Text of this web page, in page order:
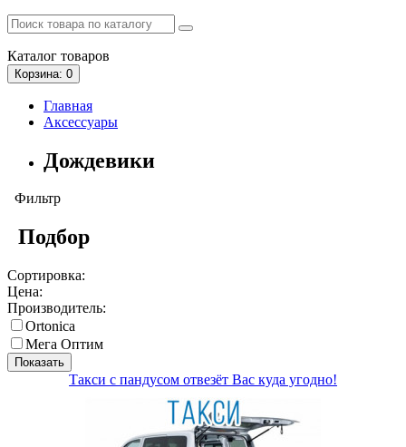
Каталог товаров
Корзина: 0
Главная
Аксессуары
Дождевики
Фильтр
Подбор
Сортировка:
Цена:
Производитель:
Ortonica
Мега Оптим
Показать
Такси с пандусом отвезёт Вас куда угодно!